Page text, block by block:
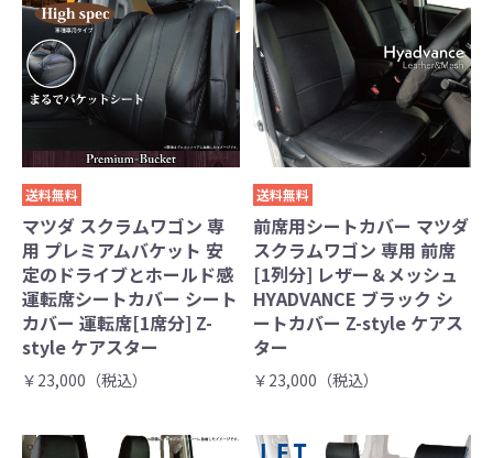
送料無料
マツダ スクラムワゴン 専
用 プレミアムバケット 安
定のドライブとホールド感
運転席シートカバー シート
カバー 運転席[1席分] Z-
style ケアスター
￥23,000（税込）
送料無料
前席用シートカバー マツダ
スクラムワゴン 専用 前席
[1列分] レザー＆メッシュ
HYADVANCE ブラック シ
ートカバー Z-style ケアス
ター
￥23,000（税込）